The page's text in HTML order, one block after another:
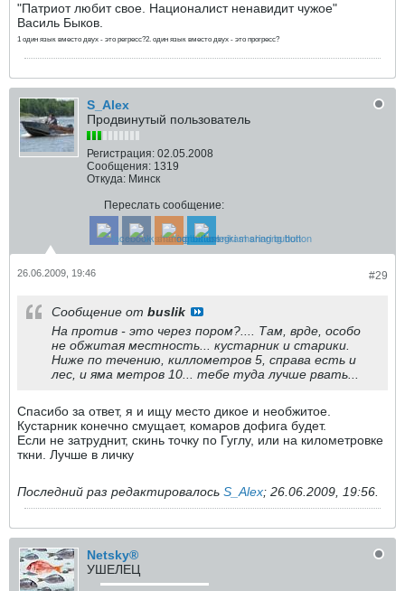
"Патриот любит свое. Националист ненавидит чужое"
Василь Быков.
1 один язык вместо двух - это регресс?2. один язык вместо двух - это прогресс?
S_Alex
Продвинутый пользователь
Регистрация: 02.05.2008
Сообщения: 1319
Откуда: Минск
Переслать сообщение:
#29
26.06.2009, 19:46
Сообщение от buslik
На против - это через пором?.... Там, врде, особо
не обжитая местность... кустарник и старики.
Ниже по течению, киллометров 5, справа есть и
лес, и яма метров 10... тебе туда лучше рвать...
Спасибо за ответ, я и ищу место дикое и необжитое.
Кустарник конечно смущает, комаров дофига будет.
Если не затруднит, скинь точку по Гуглу, или на километровке
ткни. Лучше в личку
Последний раз редактировалось S_Alex; 26.06.2009, 19:56
Netsky®
УШЕЛЕЦ